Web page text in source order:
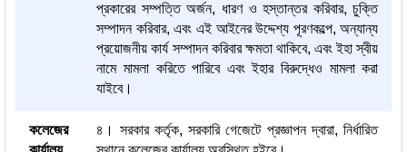
প্রকারের সম্পত্তি অর্জন, ধারণ ও হস্তান্তর করিবার, চুক্তি
সম্পাদন করিবার, এবং এই আইনের উদ্দেশ্য পূরণকল্পে, অন্যান্য
প্রয়োজনীয় কার্য সম্পাদন করিবার ক্ষমতা থাকিবে, এবং ইহা স্বীয়
নামে মামলা করিতে পারিবে এবং ইহার বিরুদ্ধেও মামলা করা
যাইবে।
কলেজের
৪। সরকার কর্তৃক, সরকারি গেজেটে প্রজ্ঞাপন দ্বারা, নির্ধারিত